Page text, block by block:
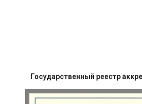
Государственный реестр